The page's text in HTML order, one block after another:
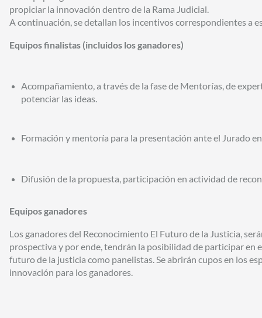
propiciar la innovación dentro de la Rama Judicial.
A continuación, se detallan los incentivos correspondientes a
Equipos finalistas (incluidos los ganadores)
Acompañamiento, a través de la fase de Mentorías, de
potenciar las ideas.
Formación y mentoría para la presentación ante el Jurado
Difusión de la propuesta, participación en actividad de
Equipos ganadores
Los ganadores del Reconocimiento El Futuro de la Justicia,
prospectiva y por ende, tendrán la posibilidad de participar en
futuro de la justicia como panelistas. Se abrirán cupos en los
innovación para los ganadores.